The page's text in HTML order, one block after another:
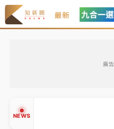
最新
廣告
NEWS
有片｜
連根拔起